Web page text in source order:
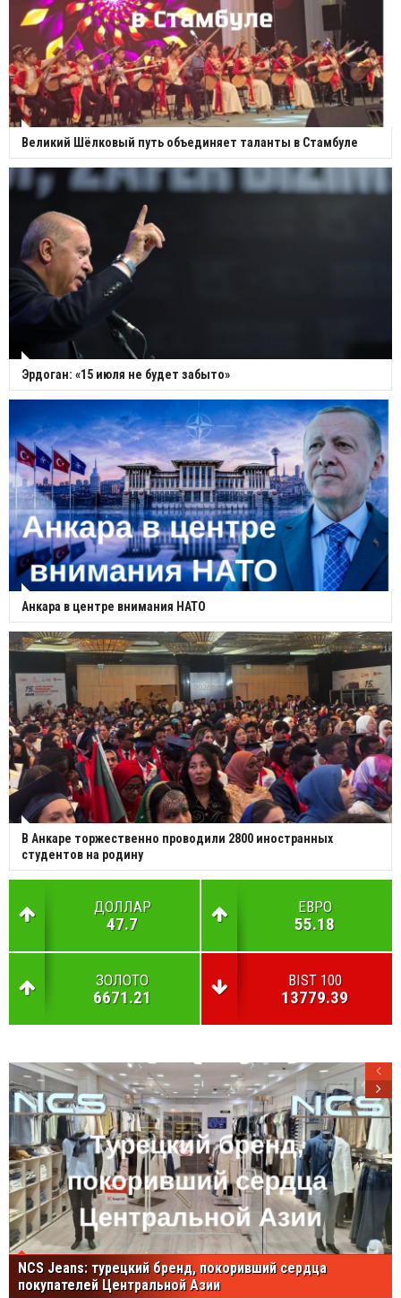
Великий Шёлковый путь объединяет таланты в Стамбуле
Эрдоган: «15 июля не будет забыто»
Анкара в центре внимания НАТО
В Анкаре торжественно проводили 2800 иностранных
студентов на родину
ДОЛЛАР
47.7
ЕВРО
55.18
ЗОЛОТО
6671.21
BIST 100
13779.39
NCS Jeans: турецкий бренд, покоривший сердца
покупателей Центральной Азии